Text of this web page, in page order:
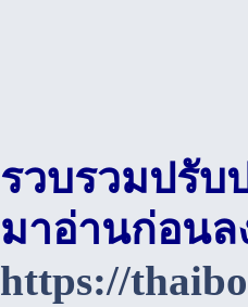
รวบรวมปรับ
มาอ่านก่อน
https://